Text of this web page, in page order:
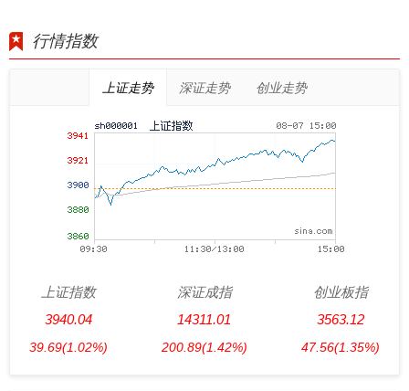
行情指数
上证走势 深证走势 创业走势
上证指数
3940.04
39.69(1.02%)
深证成指
14311.01
200.89(1.42%)
创业板指
3563.12
47.56(1.35%)